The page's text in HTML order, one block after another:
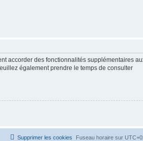
accorder des fonctionnalités supplémentaires
également prendre le temps de consulter
Fuseau horaire sur
Supprimer les cookies